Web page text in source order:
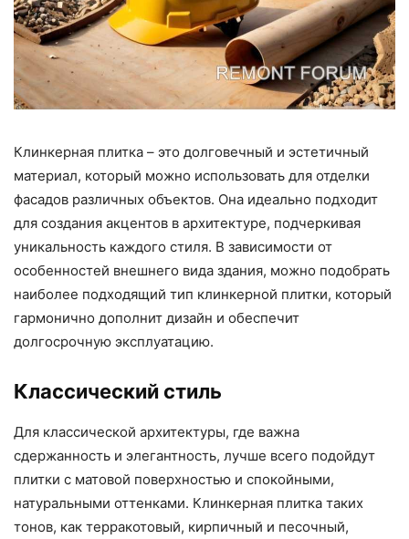
Клинкерная плитка – это долговечный и эстетичный
материал, который можно использовать для отделки
фасадов различных объектов. Она идеально подходит
для создания акцентов в архитектуре, подчеркивая
уникальность каждого стиля. В зависимости от
особенностей внешнего вида здания, можно подобрать
наиболее подходящий тип клинкерной плитки, который
гармонично дополнит дизайн и обеспечит
долгосрочную эксплуатацию.
Классический стиль
Для классической архитектуры, где важна
сдержанность и элегантность, лучше всего подойдут
плитки с матовой поверхностью и спокойными,
натуральными оттенками. Клинкерная плитка таких
тонов, как терракотовый, кирпичный и песочный,